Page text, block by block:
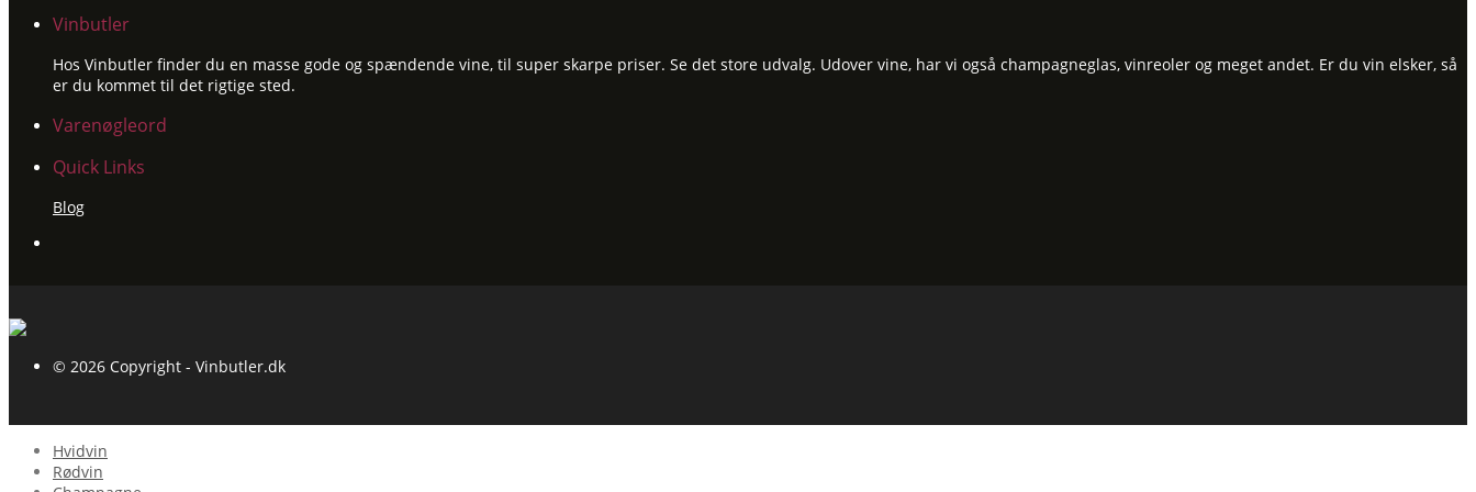
Vinbutler
Hos Vinbutler finder du en masse gode og spændende vine, til super skarpe priser. Se det store udvalg. Udover vine, har vi også champagneglas, vinreoler og meget andet. Er du vin elsker, så
er du kommet til det rigtige sted.
Varenøgleord
Quick Links
Blog
© 2026 Copyright - Vinbutler.dk
Hvidvin
Rødvin